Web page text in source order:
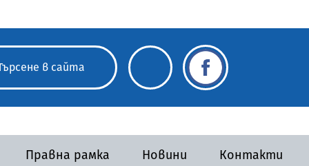
Правна рамка Новини Контакти